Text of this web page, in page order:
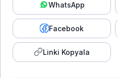
WhatsApp
Facebook
Linki Kopyala